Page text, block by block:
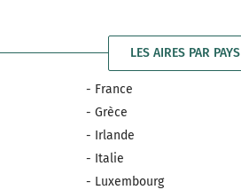
LES AIRES PAR PAYS
- France
- Grèce
- Irlande
- Italie
- Luxembourg